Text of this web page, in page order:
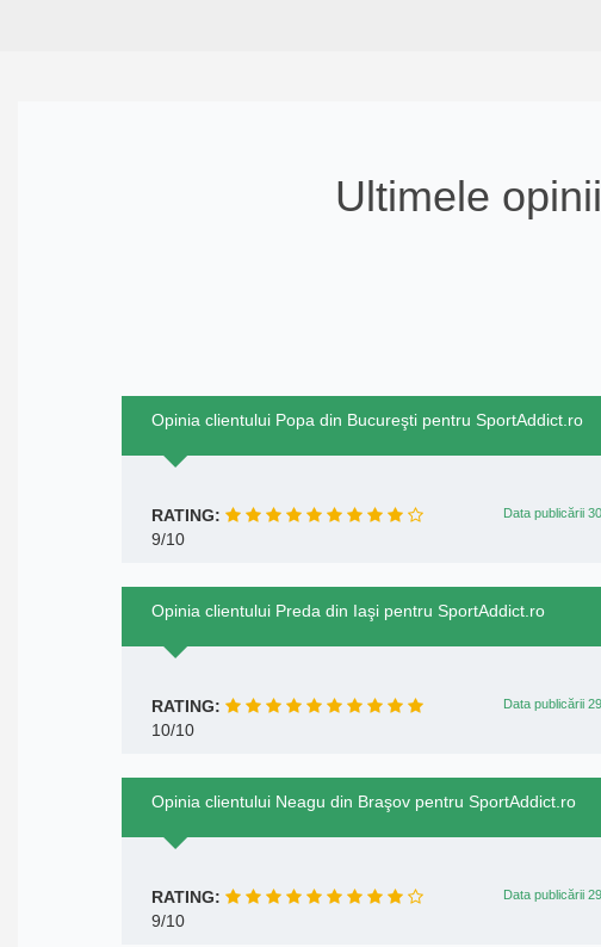
Ultimele
Opinia clientului Popa din Bucureşti pentru SportAddict.ro
RATING: Data publicării
9/10
Opinia clientului Preda din Iaşi pentru SportAddict.ro
RATING: Data publicării
10/10
Opinia clientului Neagu din Braşov pentru SportAddict.ro
RATING: Data publicării
9/10